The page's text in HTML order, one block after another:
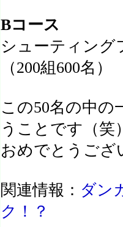
Bコース
シューティング
（200組600名）
この50名の中の
うことです（笑
おめでとうござ
関連情報： ダン
ク！？